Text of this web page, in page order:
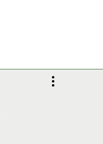
ENTREVISTAS